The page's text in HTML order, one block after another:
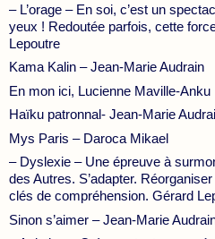
– L’orage – En soi, c’est un
yeux ! Redoutée parfois, cette
Lepoutre
Kama Kalin – Jean-Marie Audrain
En mon ici, Lucienne Maville-Anku
Haïku patronnal- Jean-Marie
Mys Paris – Daroca Mikael
– Dyslexie – Une épreuve à
des Autres. S’adapter.
clés de compréhension. Gérard
Sinon s’aimer – Jean-Marie